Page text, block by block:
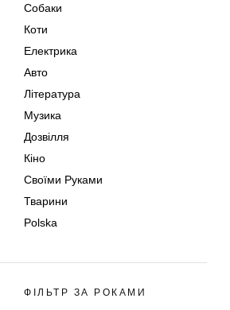
Собаки
Коти
Електрика
Авто
Література
Музика
Дозвілля
Кіно
Своїми Руками
Тварини
Polska
ФІЛЬТР ЗА РОКАМИ